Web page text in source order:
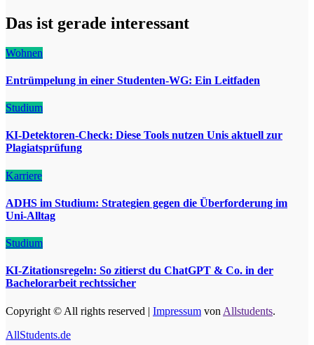
Das ist gerade interessant
Wohnen
Entrümpelung in einer Studenten-WG: Ein Leitfaden
Studium
KI-Detektoren-Check: Diese Tools nutzen Unis aktuell zur
Plagiatsprüfung
Karriere
ADHS im Studium: Strategien gegen die Überforderung im
Uni-Alltag
Studium
KI-Zitationsregeln: So zitierst du ChatGPT & Co. in der
Bachelorarbeit rechtssicher
Copyright © All rights reserved | Impressum von Allstudents.
AllStudents.de